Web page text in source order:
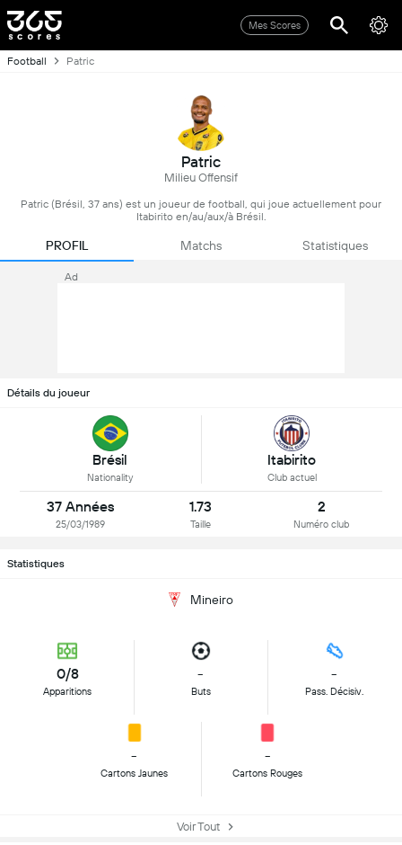
Mes Scores
Football Patric
Patric
Milieu Offensif
Patric (Brésil, 37 ans) est un joueur de football, qui joue actuellement pour
Itabirito en/au/aux/à Brésil.
PROFIL Matchs Statistiques
Ad
Détails du joueur
Brésil
Nationality
Itabirito
Club actuel
37 Années
25/03/1989
1.73
Taille
2
Numéro club
Statistiques
Mineiro
0/8
Apparitions
-
Buts
-
Pass. Décisiv.
-
Cartons Jaunes
-
Cartons Rouges
Voir Tout